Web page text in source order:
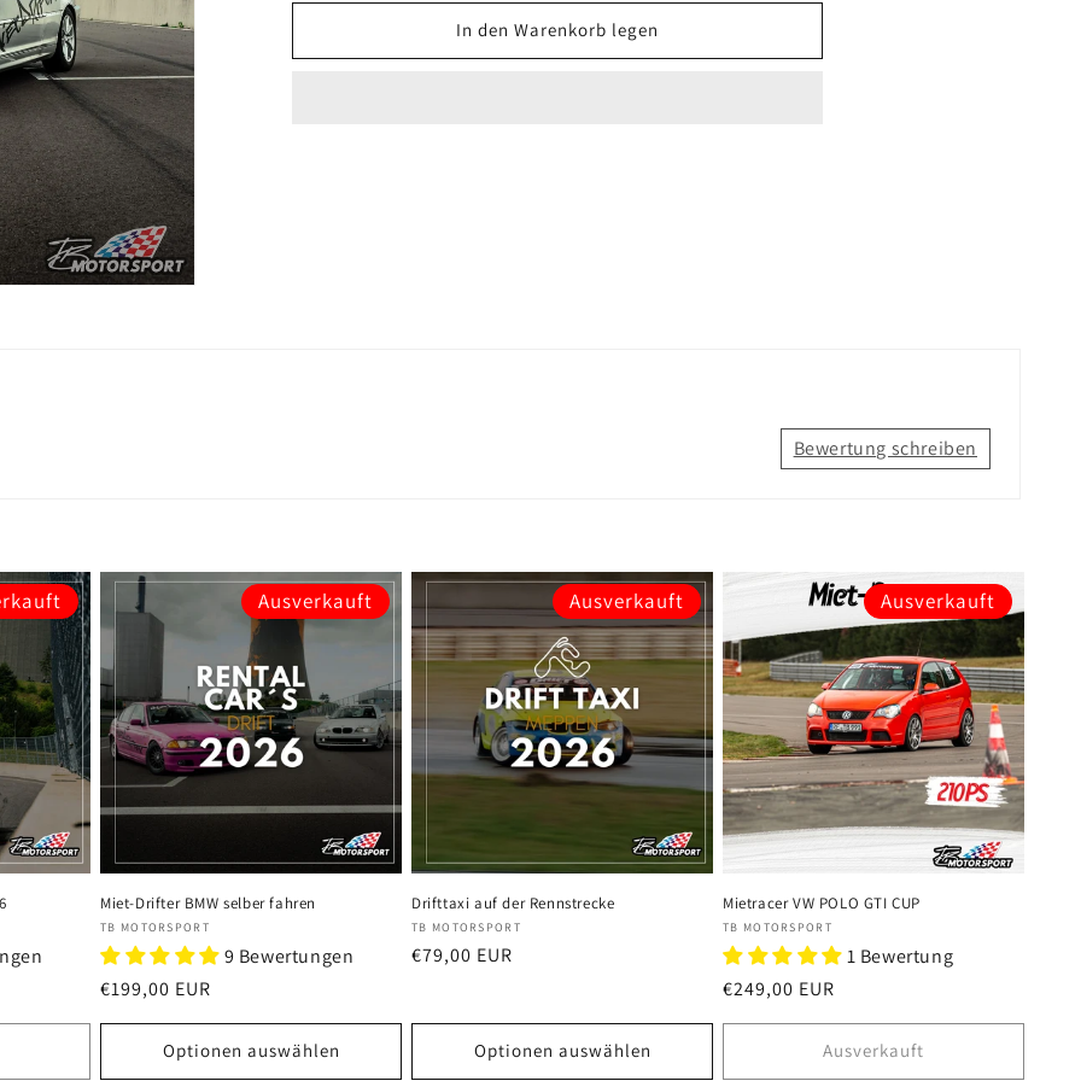
In den Warenkorb legen
Bewertung schreiben
Ausverkauft
Miet-Drifter BMW selber fahren
Anbieter:
TB MOTORSPORT
9 Bewertungen
Normaler
€199,00 EUR
Optionen auswählen
Ausverkauft
Drifttaxi auf der Rennstrecke
Anbieter:
TB MOTORSPORT
Normaler
€79,00 EUR
Optionen auswählen
Ausverkauft
Mietracer VW POLO GTI CUP
Anbieter:
TB MOTORSPORT
1 Bewertung
Normaler
€249,00 EUR
Ausverkauft